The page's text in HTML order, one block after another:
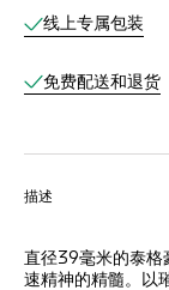
线上专属包装
免费配送和退货
描述
直径39毫米的泰
速精神的精髓。以